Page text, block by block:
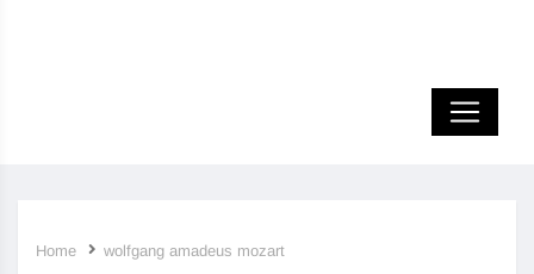
Home wolfgang amadeus mozart